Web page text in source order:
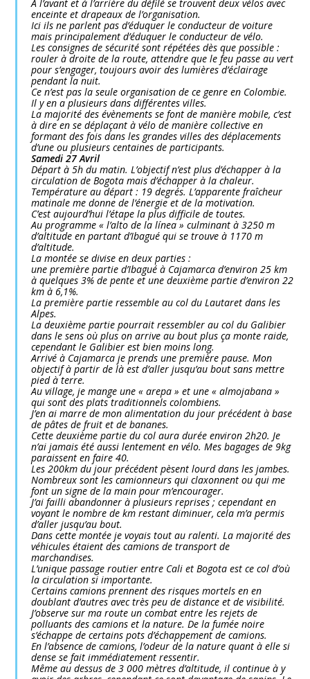
À l’avant et à l’arrière du défilé se trouvent deux vélos avec
enceinte et drapeaux de l’organisation.
Ici ils ne parlent pas d’éduquer le conducteur de voiture
mais principalement d’éduquer le conducteur de vélo.
Les consignes de sécurité sont répétées dès que possible :
rouler à droite de la route, attendre que le feu passe au vert
pour s’engager, toujours avoir des lumières d’éclairage
pendant la nuit.
Ce n’est pas la seule organisation de ce genre en Colombie.
Il y en a plusieurs dans différentes villes.
La majorité des évènements se font de manière mobile, c’est
à dire en se déplaçant à vélo de manière collective en
formant des fois dans les grandes villes des déplacements
d’une ou plusieurs centaines de participants.
Samedi 27 Avril
Départ à 5h du matin. L’objectif n’est plus d’échapper à la
circulation de Bogota mais d’échapper à la chaleur.
Température au départ : 19 degrés. L’apparente fraîcheur
matinale me donne de l’énergie et de la motivation.
C’est aujourd’hui l’étape la plus difficile de toutes.
Au programme « l’alto de la línea » culminant à 3250 m
d’altitude en partant d’Ibagué qui se trouve à 1170 m
d’altitude.
La montée se divise en deux parties :
une première partie d’Ibagué à Cajamarca d’environ 25 km
à quelques 3% de pente et une deuxième partie d’environ 22
km à 6,1%.
La première partie ressemble au col du Lautaret dans les
Alpes.
La deuxième partie pourrait ressembler au col du Galibier
dans le sens où plus on arrive au bout plus ça monte raide,
cependant le Galibier est bien moins long.
Arrivé à Cajamarca je prends une première pause. Mon
objectif à partir de là est d’aller jusqu’au bout sans mettre
pied à terre.
Au village, je mange une « arepa » et une « almojabana »
qui sont des plats traditionnels colombiens.
J’en ai marre de mon alimentation du jour précédent à base
de pâtes de fruit et de bananes.
Cette deuxième partie du col aura durée environ 2h20. Je
n’ai jamais été aussi lentement en vélo. Mes bagages de 9kg
paraissent en faire 40.
Les 200km du jour précédent pèsent lourd dans les jambes.
Nombreux sont les camionneurs qui claxonnent ou qui me
font un signe de la main pour m’encourager.
J’ai failli abandonner à plusieurs reprises ; cependant en
voyant le nombre de km restant diminuer, cela m’a permis
d’aller jusqu’au bout.
Dans cette montée je voyais tout au ralenti. La majorité des
véhicules étaient des camions de transport de
marchandises.
L’unique passage routier entre Cali et Bogota est ce col d’où
la circulation si importante.
Certains camions prennent des risques mortels en en
doublant d’autres avec très peu de distance et de visibilité.
J’observe sur ma route un combat entre les rejets de
polluants des camions et la nature. De la fumée noire
s’échappe de certains pots d’échappement de camions.
En l’absence de camions, l’odeur de la nature quant à elle si
dense se fait immédiatement ressentir.
Même au dessus de 3 000 mètres d’altitude, il continue à y